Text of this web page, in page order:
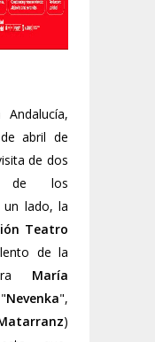
Andalucía,
abril de
de dos
de los
un lado, la
Teatro
de la
María
Nevenka",
)